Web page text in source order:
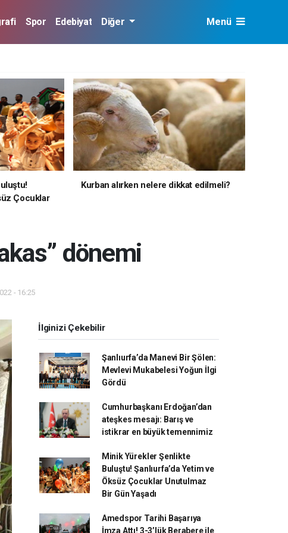
Spor Edebiyat Diğer Menü
Çocuklar
Kurban alırken nelere dikkat edilmeli?
dönemi
- 16:25
İlginizi Çekebilir
Şanlıurfa’da Manevi Bir Şölen:
Mevlevi Mukabelesi Yoğun İlgi
Gördü
Cumhurbaşkanı Erdoğan’dan
ateşkes mesajı: Barış ve
istikrar en büyük temennimiz
Minik Yürekler Şenlikte
Buluştu! Şanlıurfa’da Yetim ve
Öksüz Çocuklar Unutulmaz
Bir Gün Yaşadı
Amedspor Tarihi Başarıya
İmza Attı! 3-3’lük Berabere ile